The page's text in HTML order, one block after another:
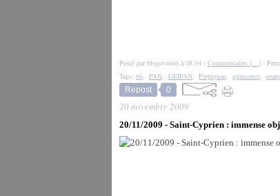
Posté par blogovni66 à 08:34 - Commentaires […] -
Tags: 66, PAN, GEIPAN, Perpignan, quinconce,
Repost
0
20 novembre 2009
20/11/2009 - Saint-Cyprien : immense